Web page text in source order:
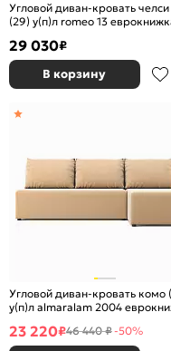
Угловой диван-кровать челси
(29) у(п)л romeo 13
29 030₽
В корзину
Угловой диван-кровать комо
у(п)л almaralam 2004
23 220₽46 440 ₽-50%